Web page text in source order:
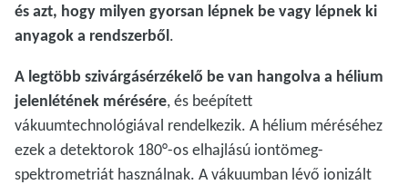
és azt, hogy milyen gyorsan lépnek be vagy lépnek ki
anyagok a rendszerből.
A legtöbb szivárgásérzékelő be van hangolva a hélium
jelenlétének mérésére, és beépített
vákuumtechnológiával rendelkezik. A hélium méréséhez
ezek a detektorok 180°-os elhajlású iontömeg-
spektrometriát használnak. A vákuumban lévő ionizált